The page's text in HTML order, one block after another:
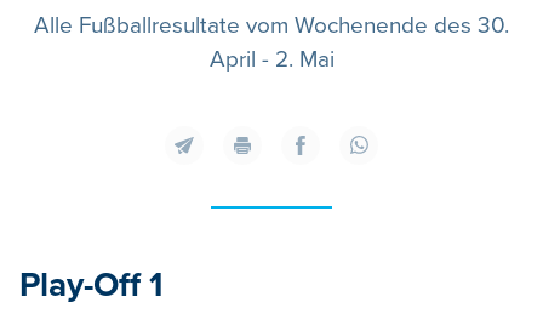
Alle Fußballresultate vom Wochenende des 30.
April - 2. Mai
Play-Off 1